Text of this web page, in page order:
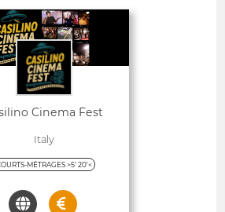
Cinema Fest
Italy
MÉTRAGES >5' 20'<
Ouvert